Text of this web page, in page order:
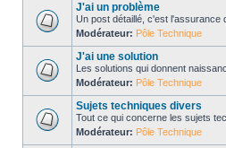
J'ai un problème
Un post détaillé, c'est l'assurance
Modérateur: Pôle Technique
J'ai une solution
Les solutions qui donnent
Modérateur: Pôle Technique
Sujets techniques divers
Tout ce qui concerne les sujets
Modérateur: Pôle Technique